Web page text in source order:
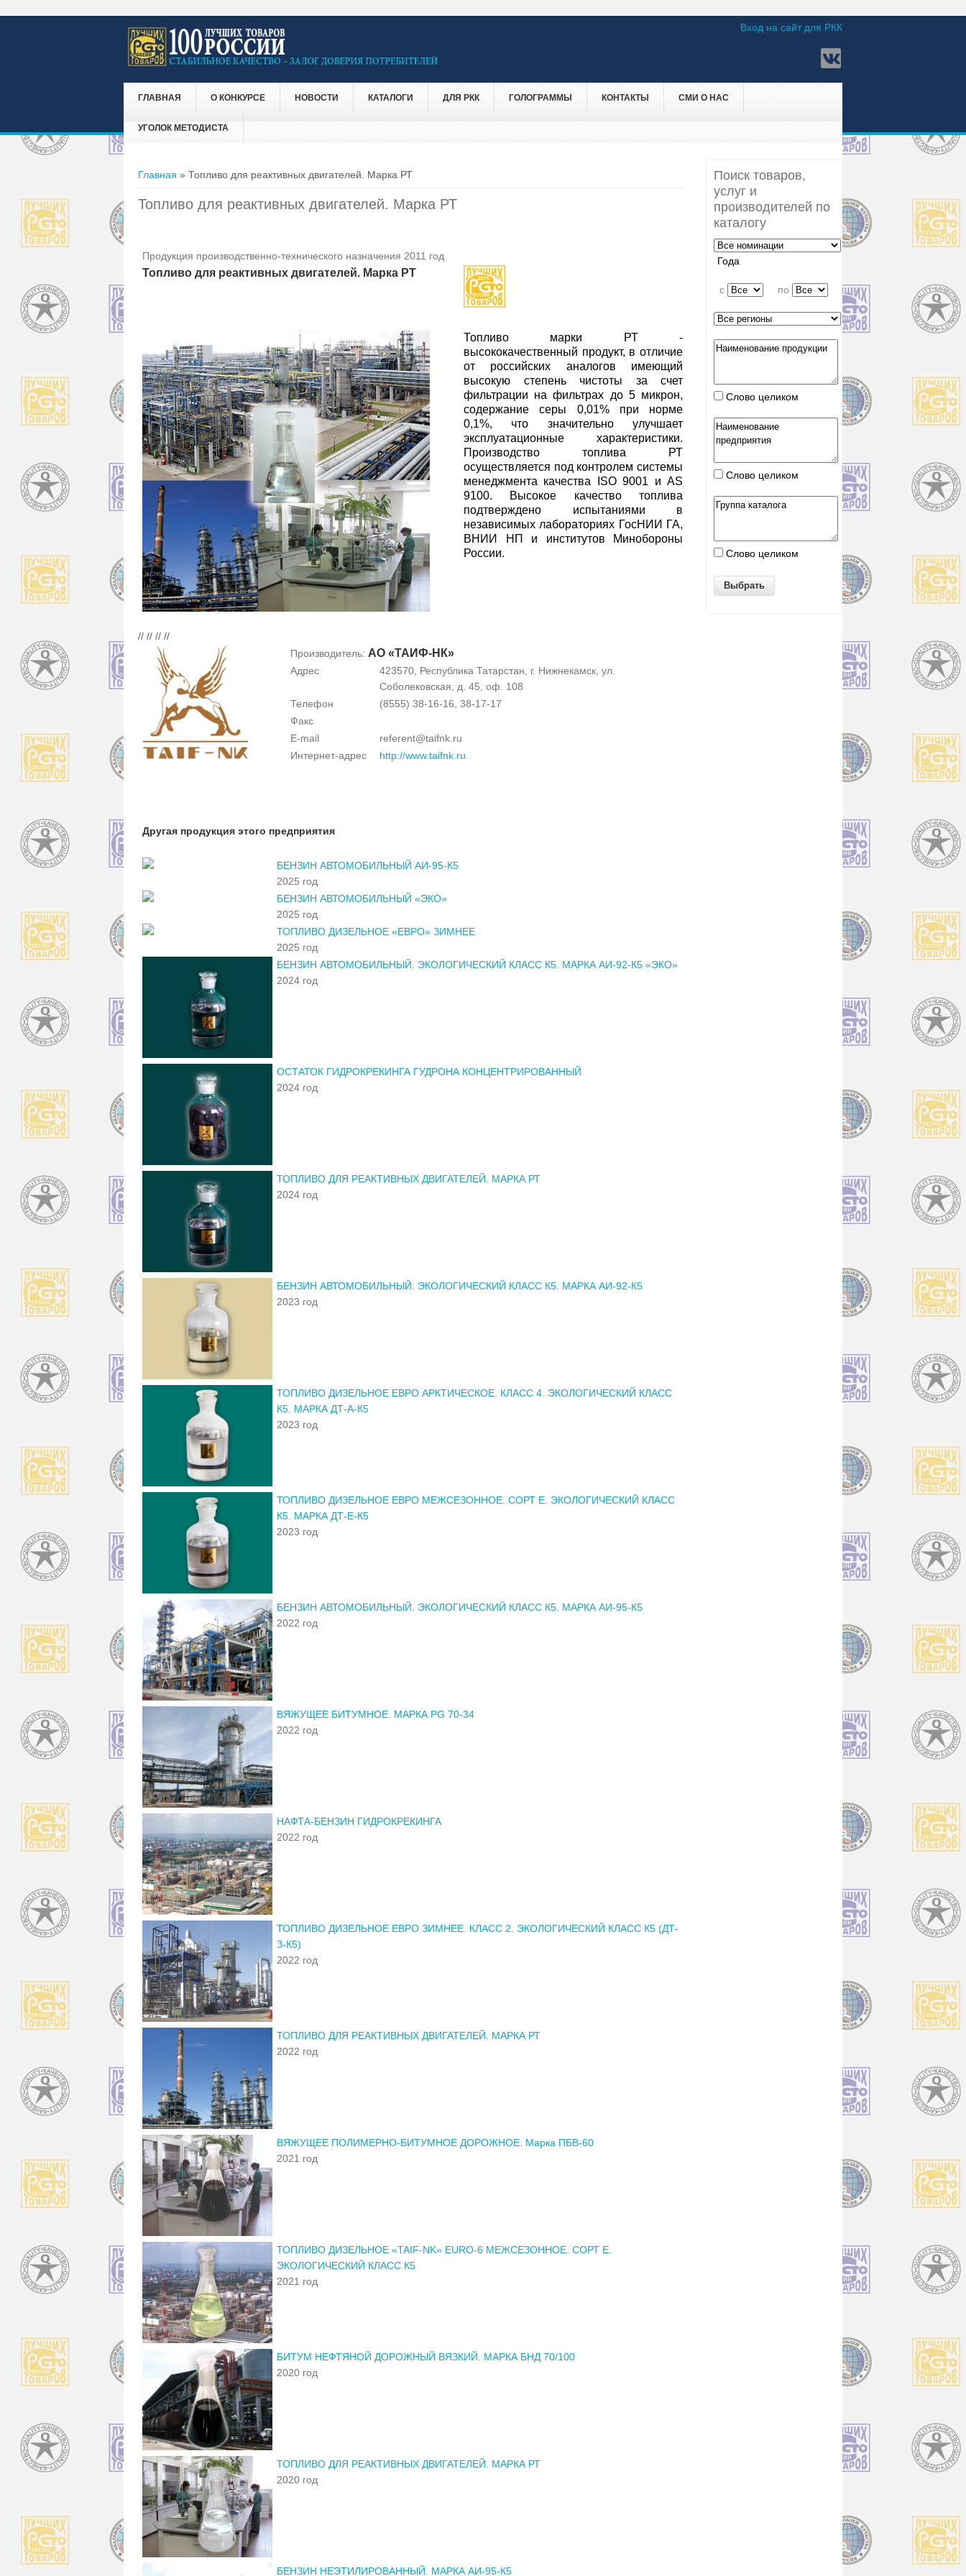
Вход на сайт для РКК
ГЛАВНАЯ О КОНКУРСЕ НОВОСТИ КАТАЛОГИ ДЛЯ РКК ГОЛОГРАММЫ КОНТАКТЫ СМИ О НАС
УГОЛОК МЕТОДИСТА
Вы здесь
Главная » Топливо для реактивных двигателей. Марка РТ
Топливо для реактивных двигателей. Марка РТ
Продукция производственно-технического назначения 2011 год
Топливо для реактивных двигателей. Марка РТ
Топливо марки РТ -
высококачественный продукт, в отличие
от российских аналогов имеющий
высокую степень чистоты за счет
фильтрации на фильтрах до 5 микрон,
содержание серы 0,01% при норме
0,1%, что значительно улучшает
эксплуатационные характеристики.
Производство топлива РТ
осуществляется под контролем системы
менеджмента качества ISO 9001 и AS
9100. Высокое качество топлива
подтверждено испытаниями в
независимых лабораториях ГосНИИ ГА,
ВНИИ НП и институтов Минобороны
России.
// // // //
Производитель: АО «ТАИФ-НК»
Адрес
423570, Республика Татарстан, г. Нижнекамск, ул.
Соболековская, д. 45, оф. 108
Телефон
(8555) 38-16-16, 38-17-17
Факс
E-mail
referent@taifnk.ru
Интернет-адрес
http://www.taifnk.ru
Другая продукция этого предприятия
БЕНЗИН АВТОМОБИЛЬНЫЙ АИ-95-К5
2025 год
БЕНЗИН АВТОМОБИЛЬНЫЙ «ЭКО»
2025 год
ТОПЛИВО ДИЗЕЛЬНОЕ «ЕВРО» ЗИМНЕЕ
2025 год
БЕНЗИН АВТОМОБИЛЬНЫЙ. ЭКОЛОГИЧЕСКИЙ КЛАСС К5. МАРКА АИ-92-К5 «ЭКО»
2024 год
ОСТАТОК ГИДРОКРЕКИНГА ГУДРОНА КОНЦЕНТРИРОВАННЫЙ
2024 год
ТОПЛИВО ДЛЯ РЕАКТИВНЫХ ДВИГАТЕЛЕЙ. МАРКА РТ
2024 год
БЕНЗИН АВТОМОБИЛЬНЫЙ. ЭКОЛОГИЧЕСКИЙ КЛАСС К5. МАРКА АИ-92-К5
2023 год
ТОПЛИВО ДИЗЕЛЬНОЕ ЕВРО АРКТИЧЕСКОЕ. КЛАСС 4. ЭКОЛОГИЧЕСКИЙ КЛАСС
К5. МАРКА ДТ-А-К5
2023 год
ТОПЛИВО ДИЗЕЛЬНОЕ ЕВРО МЕЖСЕЗОННОЕ. СОРТ Е. ЭКОЛОГИЧЕСКИЙ КЛАСС
К5. МАРКА ДТ-Е-К5
2023 год
БЕНЗИН АВТОМОБИЛЬНЫЙ. ЭКОЛОГИЧЕСКИЙ КЛАСС К5. МАРКА АИ-95-К5
2022 год
ВЯЖУЩЕЕ БИТУМНОЕ. МАРКА PG 70-34
2022 год
НАФТА-БЕНЗИН ГИДРОКРЕКИНГА
2022 год
ТОПЛИВО ДИЗЕЛЬНОЕ ЕВРО ЗИМНЕЕ. КЛАСС 2. ЭКОЛОГИЧЕСКИЙ КЛАСС К5 (ДТ-
З-К5)
2022 год
ТОПЛИВО ДЛЯ РЕАКТИВНЫХ ДВИГАТЕЛЕЙ. МАРКА РТ
2022 год
ВЯЖУЩЕЕ ПОЛИМЕРНО-БИТУМНОЕ ДОРОЖНОЕ. Марка ПБВ-60
2021 год
ТОПЛИВО ДИЗЕЛЬНОЕ «TAIF-NK» ЕURO-6 МЕЖСЕЗОННОЕ. СОРТ Е.
ЭКОЛОГИЧЕСКИЙ КЛАСС К5
2021 год
БИТУМ НЕФТЯНОЙ ДОРОЖНЫЙ ВЯЗКИЙ. МАРКА БНД 70/100
2020 год
ТОПЛИВО ДЛЯ РЕАКТИВНЫХ ДВИГАТЕЛЕЙ. МАРКА РТ
2020 год
БЕНЗИН НЕЭТИЛИРОВАННЫЙ. МАРКА АИ-95-К5
Поиск товаров,
услуг и
производителей по
каталогу
Года
c по
Слово целиком
Слово целиком
Слово целиком